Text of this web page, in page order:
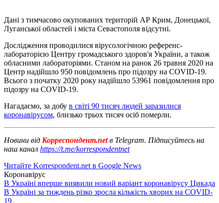
Дані з тимчасово окупованих територій АР Крим, Донецької,
Луганської областей і міста Севастополя відсутні.
Дослідження проводилися вірусологічною референс-
лабораторією Центру громадського здоров'я України, а також
обласними лабораторіями. Станом на ранок 26 травня 2020 на
Центр надійшло 950 повідомлень про підозру на COVID-19.
Всього з початку 2020 року надійшло 53961 повідомлення про
підозру на COVID-19.
Нагадаємо, за добу в світі 90 тисяч людей заразилися
коронавірусом, близько трьох тисяч осіб померли.
Новини від Корреспондент.netв Telegram. Підписуйтесь на
наш канал https://t.me/korrespondentnet
Читайте Korrespondent.net в Google News
Коронавірус
В Україні вперше виявили новий варіант коронавірусу Цикада
В Україні за тиждень різко зросла кількість хворих на COVID-
19